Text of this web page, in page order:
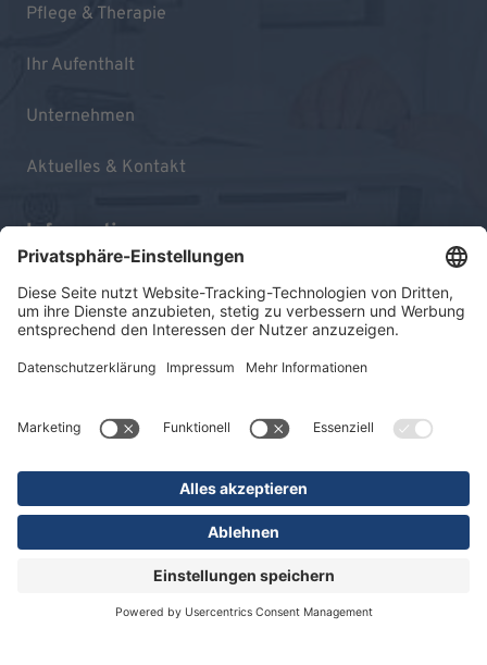
Pflege & Therapie
Ihr Aufenthalt
Unternehmen
Aktuelles & Kontakt
Informationen
Impressum
Datenschutz
© 2026 KLINIKEN DR. ERLER